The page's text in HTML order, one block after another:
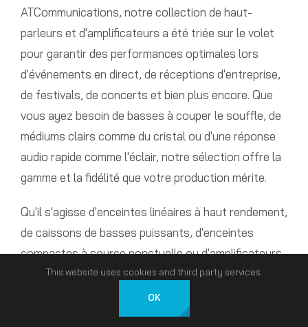
ATCommunications, notre collection de haut-
parleurs et d'amplificateurs a été triée sur le volet
pour garantir des performances optimales lors
d'événements en direct, de réceptions d'entreprise,
de festivals, de concerts et bien plus encore. Que
vous ayez besoin de basses à couper le souffle, de
médiums clairs comme du cristal ou d'une réponse
audio rapide comme l'éclair, notre sélection offre la
gamme et la fidélité que votre production mérite.
Qu'il s'agisse d'enceintes linéaires à haut rendement,
de caissons de basses puissants, d'enceintes
compactes à source ponctuelle ou d'amplificateurs
de précision, chaque unité de notre inventaire est
conçue pour fonctionner dans des conditions
exigeantes. Nous proposons les modèles les plus
This website uses cookies and third party services.
OK